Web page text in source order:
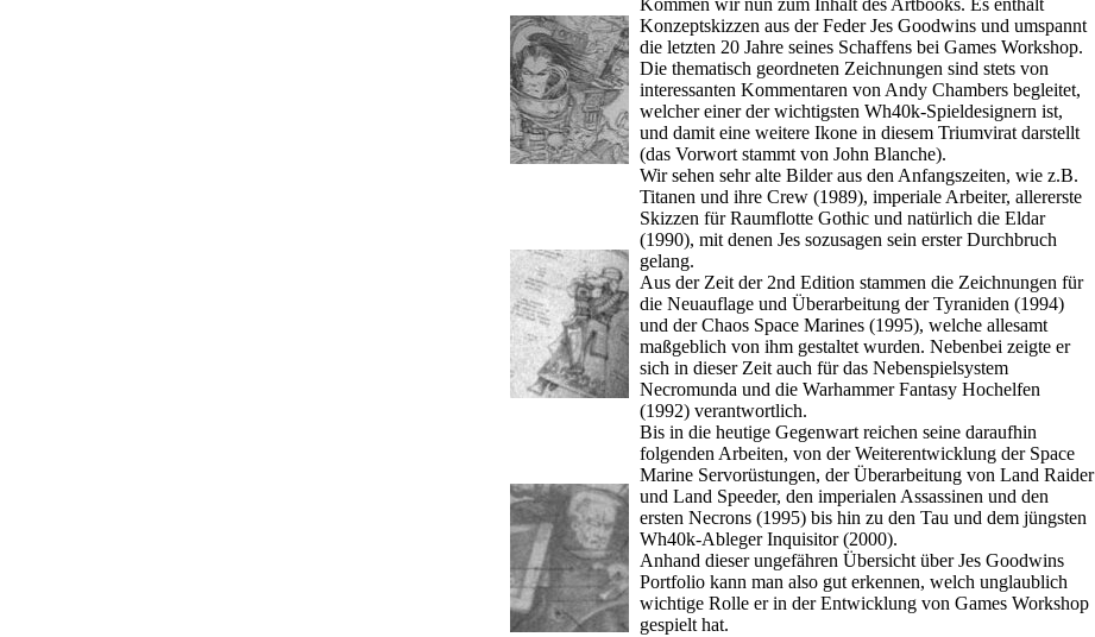
Kommen wir nun zum Inhalt des Artbooks. Es enthält
Konzeptskizzen aus der Feder Jes Goodwins und umspannt
die letzten 20 Jahre seines Schaffens bei Games Workshop.
Die thematisch geordneten Zeichnungen sind stets von
interessanten Kommentaren von Andy Chambers begleitet,
welcher einer der wichtigsten Wh40k-Spieldesignern ist,
und damit eine weitere Ikone in diesem Triumvirat darstellt
(das Vorwort stammt von John Blanche).
Wir sehen sehr alte Bilder aus den Anfangszeiten, wie z.B.
Titanen und ihre Crew (1989), imperiale Arbeiter, allererste
Skizzen für Raumflotte Gothic und natürlich die Eldar
(1990), mit denen Jes sozusagen sein erster Durchbruch
gelang.
Aus der Zeit der 2nd Edition stammen die Zeichnungen für
die Neuauflage und Überarbeitung der Tyraniden (1994)
und der Chaos Space Marines (1995), welche allesamt
maßgeblich von ihm gestaltet wurden. Nebenbei zeigte er
sich in dieser Zeit auch für das Nebenspielsystem
Necromunda und die Warhammer Fantasy Hochelfen
(1992) verantwortlich.
Bis in die heutige Gegenwart reichen seine daraufhin
folgenden Arbeiten, von der Weiterentwicklung der Space
Marine Servorüstungen, der Überarbeitung von Land Raider
und Land Speeder, den imperialen Assassinen und den
ersten Necrons (1995) bis hin zu den Tau und dem jüngsten
Wh40k-Ableger Inquisitor (2000).
Anhand dieser ungefähren Übersicht über Jes Goodwins
Portfolio kann man also gut erkennen, welch unglaublich
wichtige Rolle er in der Entwicklung von Games Workshop
gespielt hat.